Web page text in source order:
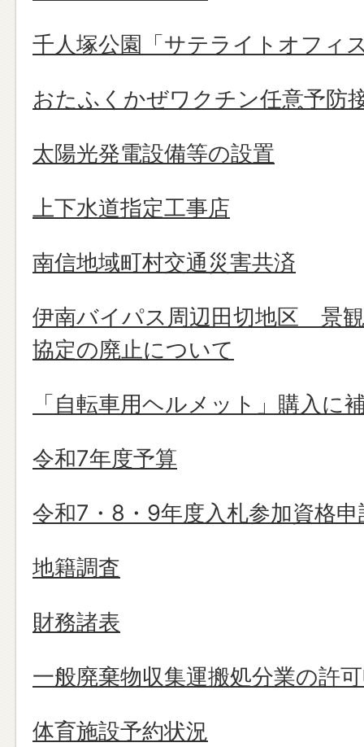
千人塚公園「サテライトオフィ
おたふくかぜワクチン任意予防
太陽光発電設備等の設置
上下水道指定工事店
南信地域町村交通災害共済
伊南バイパス周辺田切地区 景
協定の廃止について
「自転車用ヘルメット」購入に
令和7年度予算
令和7・8・9年度入札参加資格申
地籍調査
財務諸表
一般廃棄物収集運搬処分業の許
体育施設予約状況